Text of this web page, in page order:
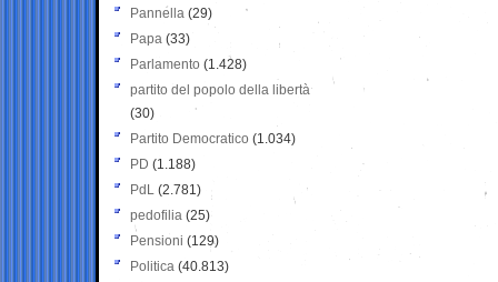
Pannella (29)
Papa (33)
Parlamento (1.428)
partito del popolo della libertà
(30)
Partito Democratico (1.034)
PD (1.188)
PdL (2.781)
pedofilia (25)
Pensioni (129)
Politica (40.813)